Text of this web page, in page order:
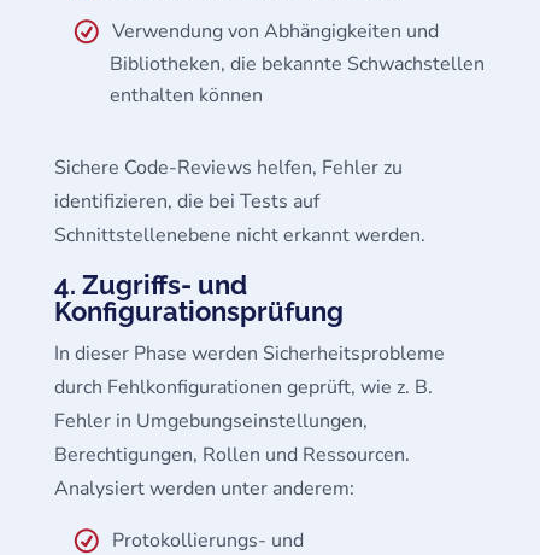
Verwendung von Abhängigkeiten und
Bibliotheken, die bekannte Schwachstellen
enthalten können
Sichere Code-Reviews helfen, Fehler zu
identifizieren, die bei Tests auf
Schnittstellenebene nicht erkannt werden.
4. Zugriffs- und
Konfigurationsprüfung
In dieser Phase werden Sicherheitsprobleme
durch Fehlkonfigurationen geprüft, wie z. B.
Fehler in Umgebungseinstellungen,
Berechtigungen, Rollen und Ressourcen.
Analysiert werden unter anderem:
Protokollierungs- und